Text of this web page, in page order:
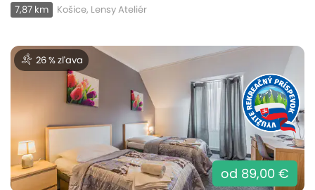
7,87 km Košice, Lensy Ateliér
26 % zľava
od 89,00 €